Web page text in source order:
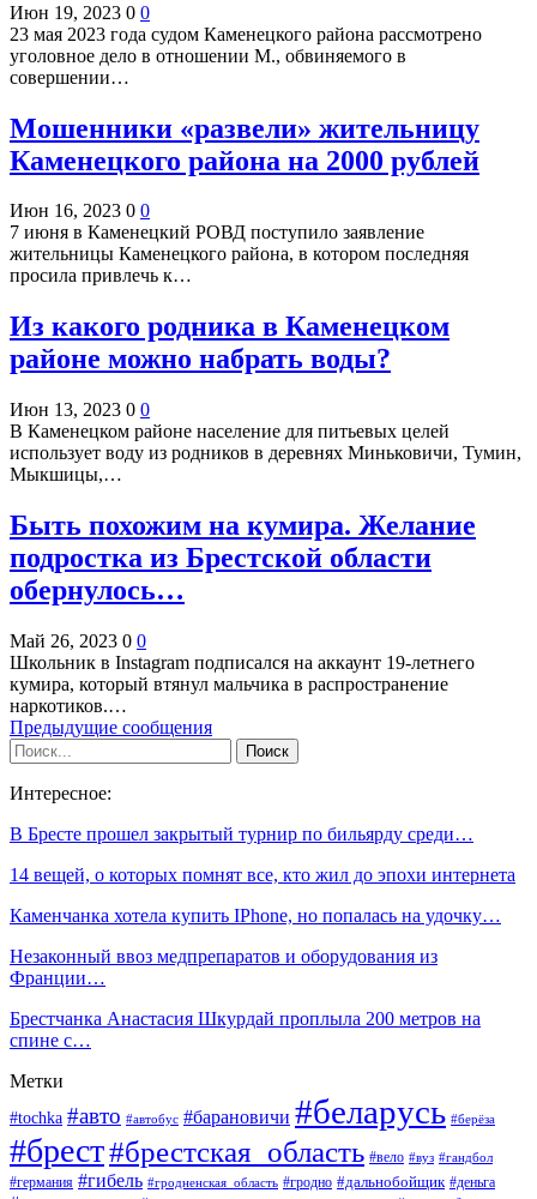
Июн 19, 2023 0 0
23 мая 2023 года судом Каменецкого района рассмотрено
уголовное дело в отношении М., обвиняемого в
совершении…
Мошенники «развели» жительницу
Каменецкого района на 2000 рублей
Июн 16, 2023 0 0
7 июня в Каменецкий РОВД поступило заявление
жительницы Каменецкого района, в котором последняя
просила привлечь к…
Из какого родника в Каменецком
районе можно набрать воды?
Июн 13, 2023 0 0
В Каменецком районе население для питьевых целей
использует воду из родников в деревнях Миньковичи, Тумин,
Мыкшицы,…
Быть похожим на кумира. Желание
подростка из Брестской области
обернулось…
Май 26, 2023 0 0
Школьник в Instagram подписался на аккаунт 19-летнего
кумира, который втянул мальчика в распространение
наркотиков.…
Предыдущие сообщения
Интересное:
В Бресте прошел закрытый турнир по бильярду среди…
14 вещей, о которых помнят все, кто жил до эпохи интернета
Каменчанка хотела купить IPhone, но попалась на удочку…
Незаконный ввоз медпрепаратов и оборудования из
Франции…
Брестчанка Анастасия Шкурдай проплыла 200 метров на
спине с…
Метки
#tochka #авто #автобус #барановичи #беларусь #берёза
#брест#брестская_область #вело #вуз #гандбол
#германия #гибель #гродненская_область #гродно #дальнобойщик #деньга